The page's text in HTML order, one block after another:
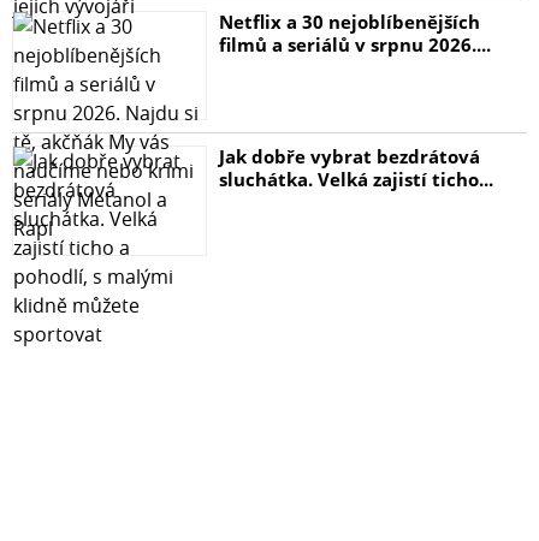
Netflix a 30 nejoblíbenějších
filmů a seriálů v srpnu 2026....
Jak dobře vybrat bezdrátová
sluchátka. Velká zajistí ticho...